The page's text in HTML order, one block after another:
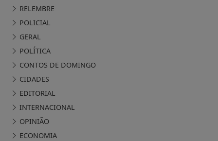
RELEMBRE
POLICIAL
GERAL
POLÍTICA
CONTOS DE DOMINGO
CIDADES
EDITORIAL
INTERNACIONAL
OPINIÃO
ECONOMIA